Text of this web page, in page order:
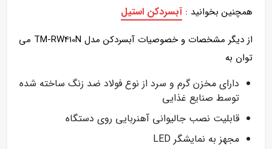
همچنین بخوانید :آبسردکن استیل
از دیگر مشخصات و خصوصیات آبسردکن مدل TM-RW410N می
توان به
دارای مخزن گرم و سرد از نوع فولاد ضد زنگ ساخته شده
توسط صنایع غذایی
قابلیت نصب جالیوانی آهنربایی روی دستگاه
مجهز به نمایشگر LED